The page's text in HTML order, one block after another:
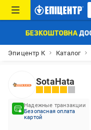
Эпицентр К Каталог
SotaHata
Надежные транзакции
Безопасная оплата
картой